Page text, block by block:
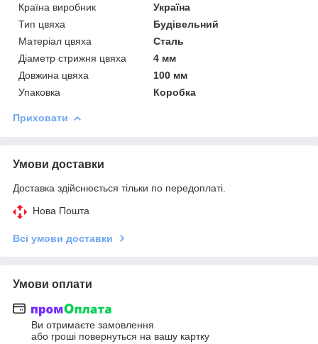
Країна виробник
Україна
Тип цвяха
Будівельний
Матеріал цвяха
Сталь
Діаметр стрижня цвяха
4 мм
Довжина цвяха
100 мм
Упаковка
Коробка
Приховати
Умови доставки
Доставка здійснюється тільки по передоплаті.
Нова Пошта
Всі умови доставки
Умови оплати
Ви отримаєте замовлення
або гроші повернуться на вашу картку